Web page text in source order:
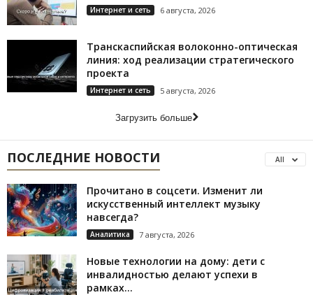
Интернет и сеть 6 августа, 2026
Транскаспийская волоконно-оптическая
линия: ход реализации стратегического
проекта
Интернет и сеть 5 августа, 2026
Загрузить больше
ПОСЛЕДНИЕ НОВОСТИ All
Прочитано в соцсети. Изменит ли
искусственный интеллект музыку
навсегда?
Аналитика 7 августа, 2026
Новые технологии на дому: дети с
инвалидностью делают успехи в
рамках...